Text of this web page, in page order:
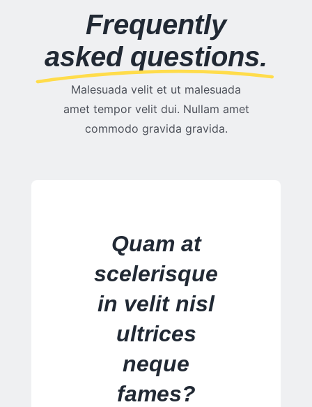
Frequently
asked questions.
Malesuada velit et ut malesuada
amet tempor velit dui. Nullam amet
commodo gravida gravida.
Quam at
scelerisque
in velit nisl
ultrices
neque
fames?